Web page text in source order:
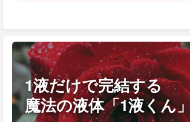
1液だけで完結する
魔法の液体「1液くん